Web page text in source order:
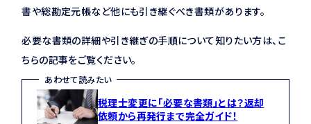
書や総勘定元帳など他にも引き継ぐべき書類があります。
必要な書類の詳細や引き継ぎの手順について知りたい方は、こ
ちらの記事をご覧ください。
あわせて読みたい
税理士変更に「必要な書類」とは？返却
依頼から再発行まで完全ガイド！